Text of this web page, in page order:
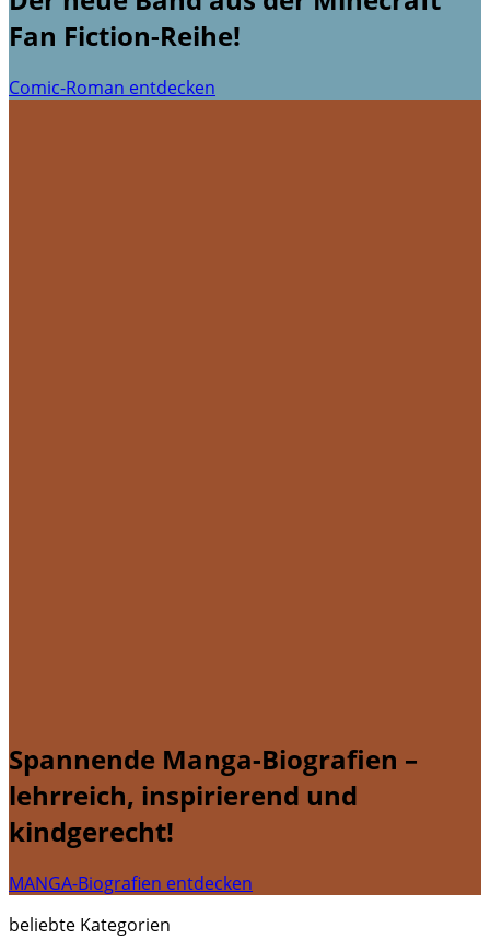
Fan Fiction-Reihe!
Comic-Roman entdecken
Spannende Manga-Biografien –
lehrreich, inspirierend und
kindgerecht!
MANGA-Biografien entdecken
beliebte Kategorien